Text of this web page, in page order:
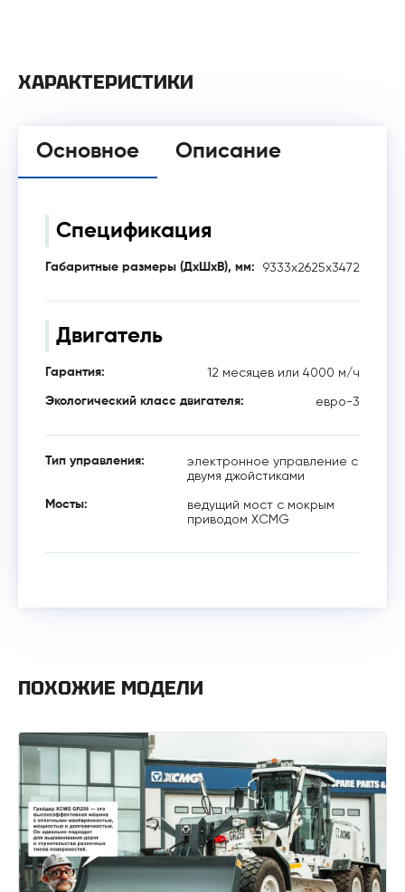
ХАРАКТЕРИСТИКИ
Основное Описание
Спецификация
Габаритные размеры (ДхШхВ), мм: 9333х2625х3472
Двигатель
Гарантия: 12 месяцев или 4000 м/ч
Экологический класс двигателя: евро-3
Тип управления:
электронное управление с
двумя джойстиками
Мосты:
ведущий мост с мокрым
приводом XCMG
ПОХОЖИЕ МОДЕЛИ